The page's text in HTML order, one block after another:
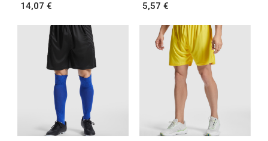
14,07 €
5,57 €